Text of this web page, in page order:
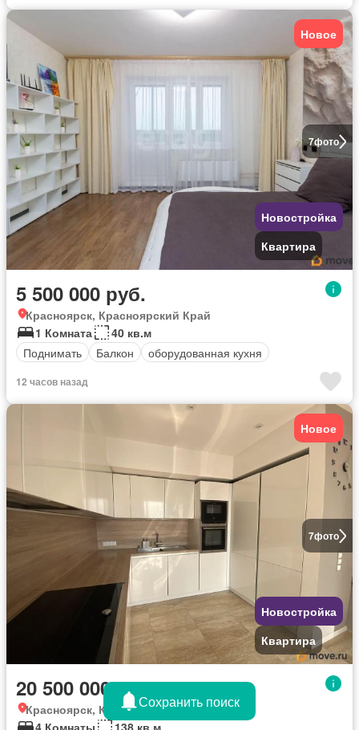
7фото
Новое
Новостройка
Квартира
5 500 000 руб.
Красноярск, Красноярский Край
1 Комната
40 кв.м
Поднимать
Балкон оборудованная кухня
12 часов назад
7фото
Новое
Новостройка
Квартира
20 500 000 руб.
Красноярск, Красноярский Край
4 Комнаты
138 кв.м
Сохранить поиск